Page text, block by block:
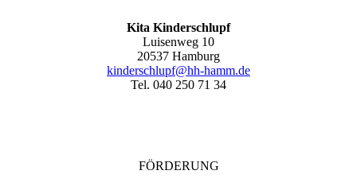
Kita Kinderschlupf
Luisenweg 10
20537 Hamburg
kinderschlupf@hh-hamm.de
Tel. 040 250 71 34
FÖRDERUNG